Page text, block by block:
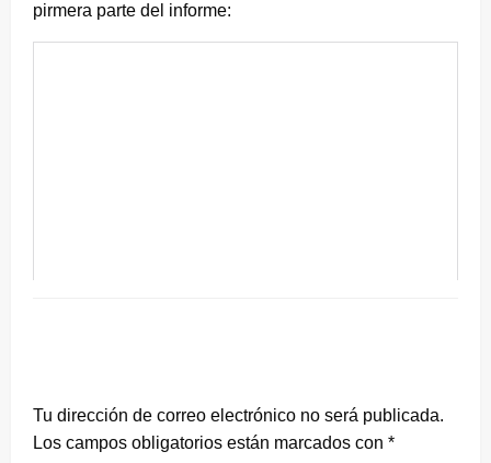
pirmera parte del informe:
Tu dirección de correo electrónico no será publicada.
Los campos obligatorios están marcados con *